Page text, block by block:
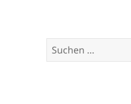
Suchen
nach: